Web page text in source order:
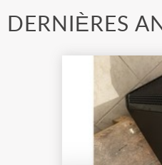
DERNIÈRES